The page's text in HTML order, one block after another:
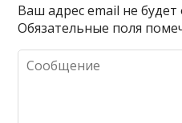
Ваш адрес email не будет
Обязательные поля